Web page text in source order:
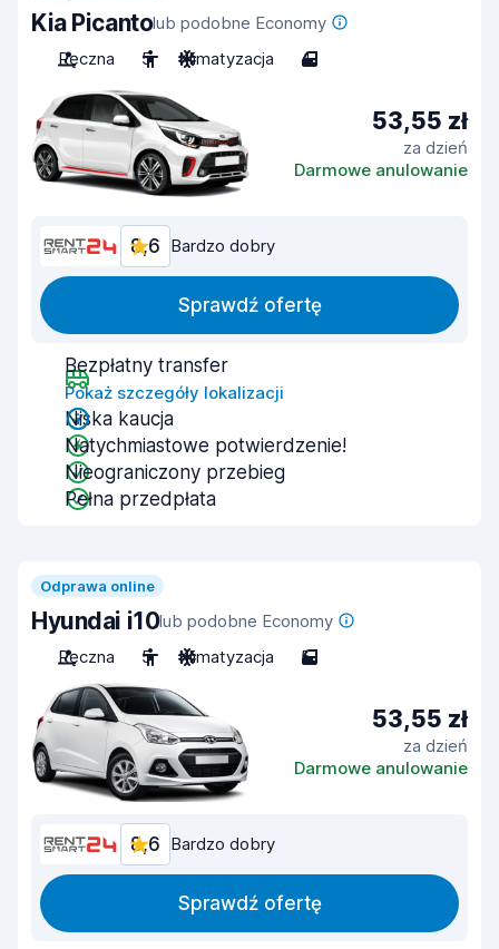
Kia Picantolub podobne Economy
Ręczna
5 Klimatyzacja 4
53,55 zł
za dzień
Darmowe anulowanie
8,6 Bardzo dobry
Sprawdź ofertę
Bezpłatny transfer
Pokaż szczegóły lokalizacji
Niska kaucja
Natychmiastowe potwierdzenie!
Nieograniczony przebieg
Pełna przedpłata
Odprawa online
Hyundai i10lub podobne Economy
Ręczna
5 Klimatyzacja 5
53,55 zł
za dzień
Darmowe anulowanie
8,6 Bardzo dobry
Sprawdź ofertę